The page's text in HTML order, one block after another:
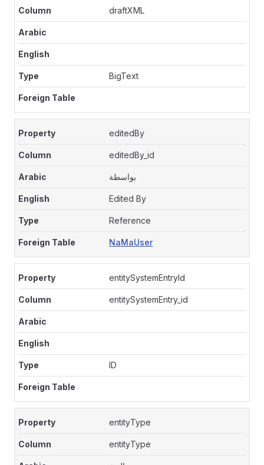
draftXML
BigText
editedBy
editedBy_id
بواسطة
Edited By
Reference
NaMaUser
entitySystemEntryId
entitySystemEntry_id
ID
entityType
entityType